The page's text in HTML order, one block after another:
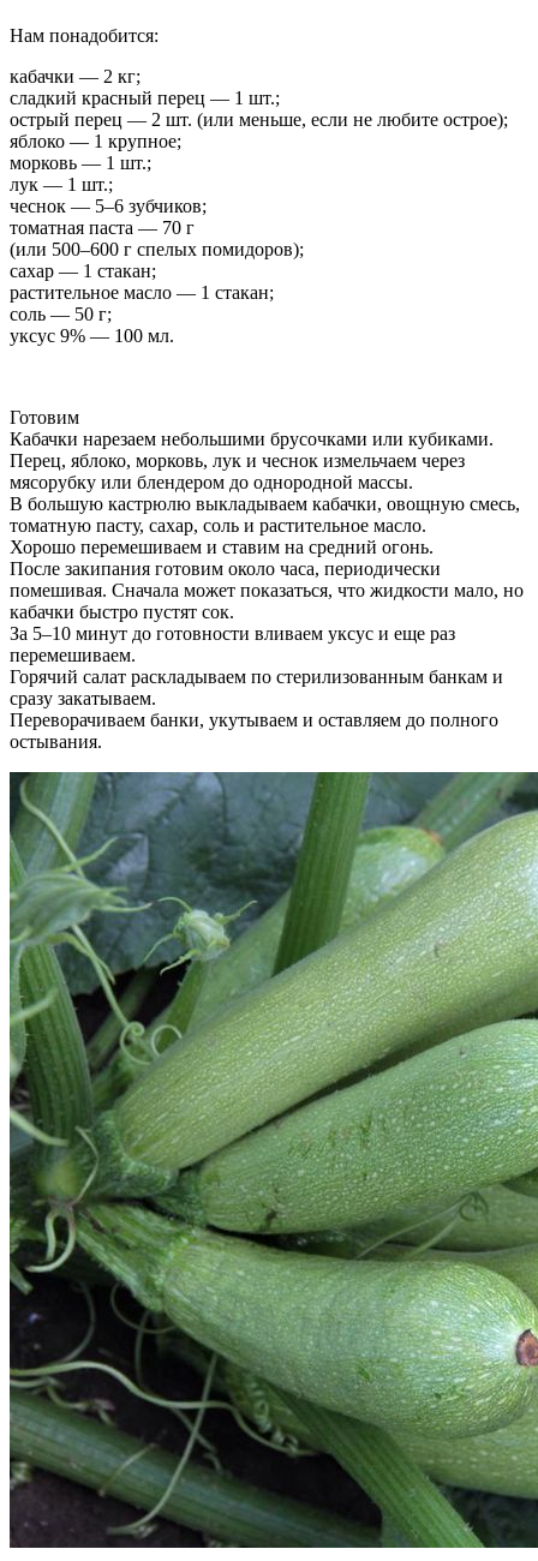
Нам понадобится:
кабачки — 2 кг;
сладкий красный перец — 1 шт.;
острый перец — 2 шт. (или меньше, если не любите острое);
яблоко — 1 крупное;
морковь — 1 шт.;
лук — 1 шт.;
чеснок — 5–6 зубчиков;
томатная паста — 70 г
(или 500–600 г спелых помидоров);
сахар — 1 стакан;
растительное масло — 1 стакан;
соль — 50 г;
уксус 9% — 100 мл.
Готовим
Кабачки нарезаем небольшими брусочками или кубиками.
Перец, яблоко, морковь, лук и чеснок измельчаем через
мясорубку или блендером до однородной массы.
В большую кастрюлю выкладываем кабачки, овощную смесь,
томатную пасту, сахар, соль и растительное масло.
Хорошо перемешиваем и ставим на средний огонь.
После закипания готовим около часа, периодически
помешивая. Сначала может показаться, что жидкости мало, но
кабачки быстро пустят сок.
За 5–10 минут до готовности вливаем уксус и еще раз
перемешиваем.
Горячий салат раскладываем по стерилизованным банкам и
сразу закатываем.
Переворачиваем банки, укутываем и оставляем до полного
остывания.